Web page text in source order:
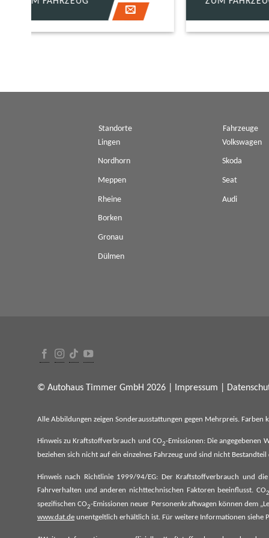
Standorte
Lingen
Nordhorn
Meppen
Rheine
Borken
Gronau
Dülmen
Fahrzeuge
Volkswagen
Skoda
Seat
Audi
© Autohaus Timmer GmbH 2026 | Impressum
Alle Abbildungen zeigen Sonderausstattungen gegen Mehrpreis.
Hinweis zu Kraftstoffverbrauch und CO2-Emissionen: Die angegebenen
beziehen sich nicht auf ein einzelnes Fahrzeug und sind nicht
Hinweis nach Richtlinie 1999/94/EG: Der Kraftstoffverbrauch und die
Fahrverhalten und anderen nichttechnischen Faktoren beeinflusst. CO2
spezifischen CO2-Emissionen neuer Personenkraftwagen können dem
www.dat.de unentgeltlich erhältlich ist. Für weitere Informationen siehe